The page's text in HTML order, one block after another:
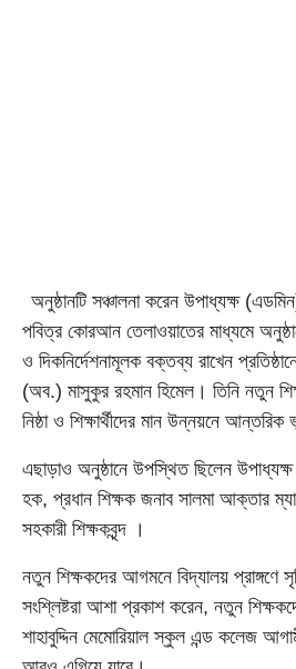
অনুষ্ঠানটি সঞ্চালনা করেন উপাধ্যক্ষ
পবিত্র কোরআন তেলাওয়াতের মাধ্যমে
ও দিকনির্দেশনামূলক বক্তব্য রাখেন
(অব.) মাসুকুর রহমান হিমেল। তিনি নতুন
নিষ্ঠা ও শিক্ষার্থীদের মান উন্নয়নে আন্তরিক
এছাড়াও অনুষ্ঠানে উপস্থিত ছিলেন
হক, প্রধান শিক্ষক জনাব সালমা আক্তার
সহকারী শিক্ষকবৃন্দ ।
নতুন শিক্ষকদের আগমনে বিদ্যালয় প্রাঙ্গণে
সংশ্লিষ্টরা আশা প্রকাশ করেন, নতুন
শাহাবুদ্দিন মেমোরিয়াল স্কুল এন্ড কলেজ